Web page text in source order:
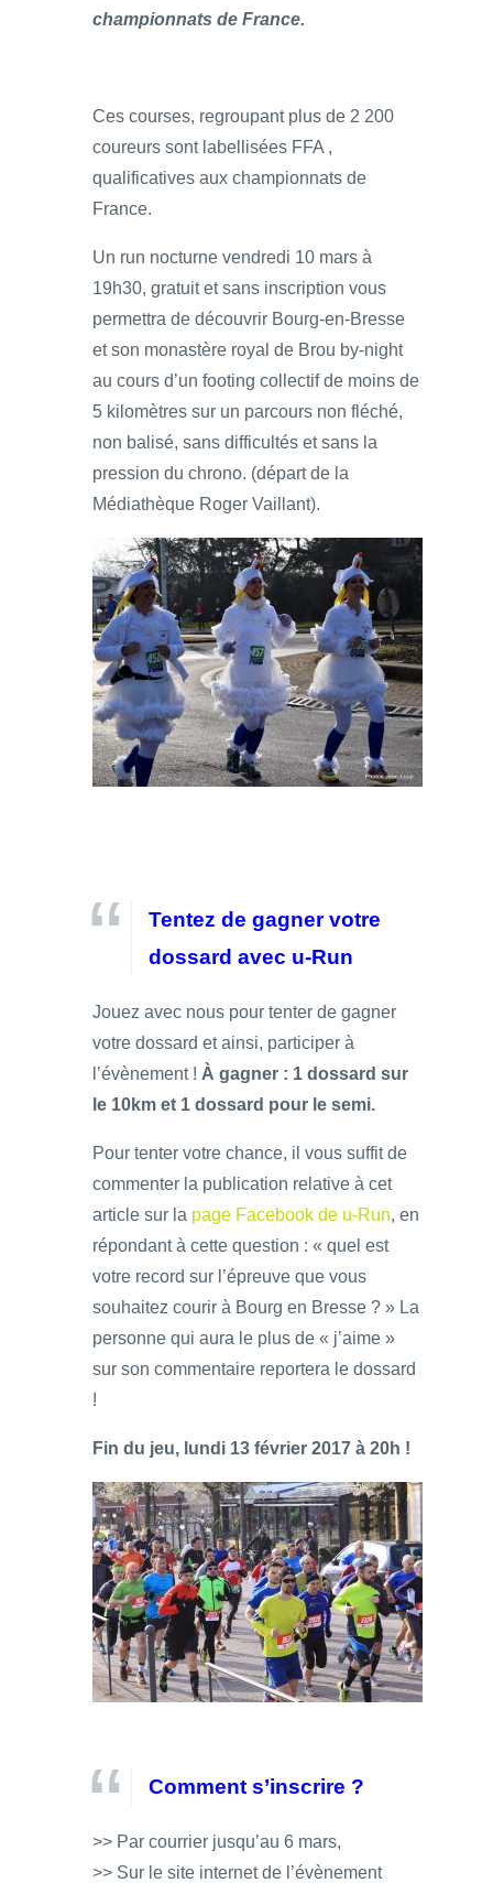
championnats de France.
Ces courses, regroupant plus de 2 200
coureurs sont labellisées FFA ,
qualificatives aux championnats de
France.
Un run nocturne vendredi 10 mars à
19h30, gratuit et sans inscription vous
permettra de découvrir Bourg-en-Bresse
et son monastère royal de Brou by-night
au cours d’un footing collectif de moins de
5 kilomètres sur un parcours non fléché,
non balisé, sans difficultés et sans la
pression du chrono. (départ de la
Médiathèque Roger Vaillant).
Tentez de gagner votre
dossard avec u-Run
Jouez avec nous pour tenter de gagner
votre dossard et ainsi, participer à
l’évènement ! À gagner : 1 dossard sur
le 10km et 1 dossard pour le semi.
Pour tenter votre chance, il vous suffit de
commenter la publication relative à cet
article sur la page Facebook de u-Run, en
répondant à cette question : « quel est
votre record sur l’épreuve que vous
souhaitez courir à Bourg en Bresse ? » La
personne qui aura le plus de « j’aime »
sur son commentaire reportera le dossard
!
Fin du jeu, lundi 13 février 2017 à 20h !
Comment s’inscrire ?
>> Par courrier jusqu’au 6 mars,
>> Sur le site internet de l’évènement